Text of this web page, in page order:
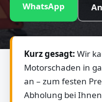
WhatsApp
Kurz gesagt: Wir
Motorschaden in
an – zum festen
Abholung bei